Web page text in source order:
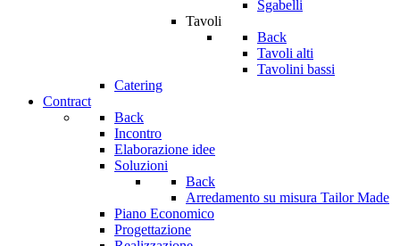
Sgabelli
Tavoli
Back
Tavoli alti
Tavolini bassi
Catering
Contract
Back
Incontro
Elaborazione idee
Soluzioni
Back
Arredamento su misura Tailor Made
Piano Economico
Progettazione